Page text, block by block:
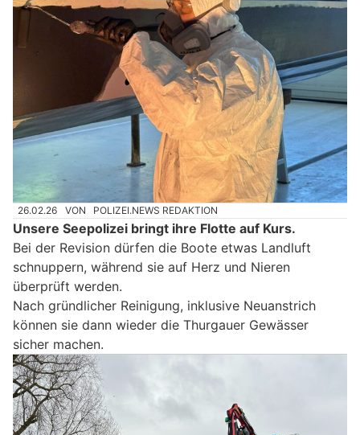
26.02.26 VON POLIZEI.NEWS REDAKTION
Unsere Seepolizei bringt ihre Flotte auf Kurs.
Bei der Revision dürfen die Boote etwas Landluft
schnuppern, während sie auf Herz und Nieren
überprüft werden.
Nach gründlicher Reinigung, inklusive Neuanstrich
können sie dann wieder die Thurgauer Gewässer
sicher machen.